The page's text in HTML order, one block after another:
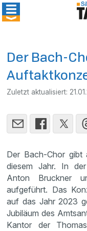
Der Bach-
Zuletzt aktualisiert:
Der Bach-Chor gibt
diesem Jahr. In
Anton Bruckner
aufgeführt. Das
auf das Jahr 2023
Jubiläum des
Kantor der